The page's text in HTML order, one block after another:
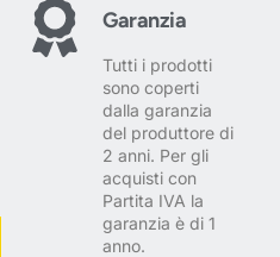
Garanzia
Tutti i prodotti
sono coperti
dalla garanzia
del produttore di
2 anni. Per gli
acquisti con
Partita IVA la
garanzia è di 1
anno.